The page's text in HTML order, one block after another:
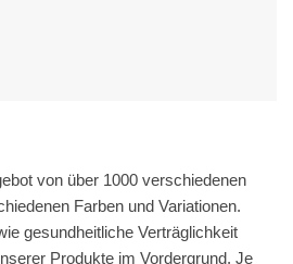
von über 1000 verschiedenen
Farben und Variationen.
gesundheitliche Verträglichkeit
Produkte im Vordergrund. Je